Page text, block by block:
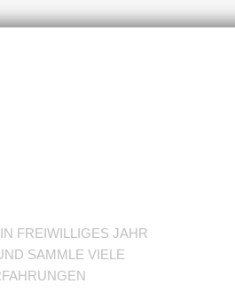
FREIWILLIGES JAHR
SAMMLE VIELE